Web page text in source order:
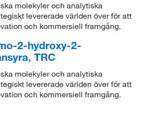
molekyler och analytiska
levererade världen över för att
och kommersiell framgång.
2-hydroxy-2-
TRC
molekyler och analytiska
levererade världen över för att
och kommersiell framgång.